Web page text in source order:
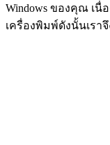
Windows ของคุณ เ
เครื่องพิมพ์ดังนั้นเรา